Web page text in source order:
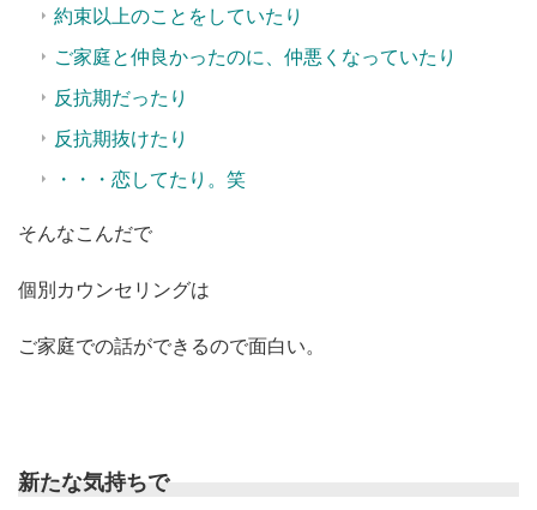
約束以上のことをしていたり
ご家庭と仲良かったのに、仲悪くなっていたり
反抗期だったり
反抗期抜けたり
・・・恋してたり。笑
そんなこんだで
個別カウンセリングは
ご家庭での話ができるので面白い。
新たな気持ちで